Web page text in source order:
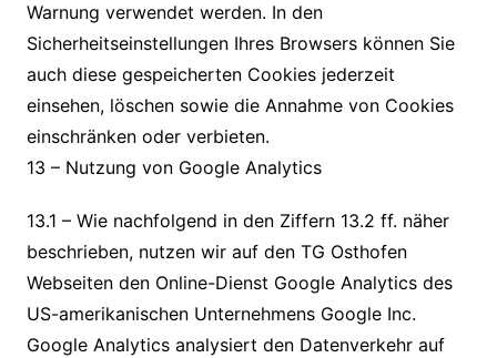
Warnung verwendet werden. In den
Sicherheitseinstellungen Ihres Browsers können Sie
auch diese gespeicherten Cookies jederzeit
einsehen, löschen sowie die Annahme von Cookies
einschränken oder verbieten.
13 – Nutzung von Google Analytics
13.1 – Wie nachfolgend in den Ziffern 13.2 ff. näher
beschrieben, nutzen wir auf den TG Osthofen
Webseiten den Online-Dienst Google Analytics des
US-amerikanischen Unternehmens Google Inc.
Google Analytics analysiert den Datenverkehr auf